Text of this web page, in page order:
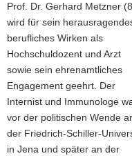
(© Pawel
Für den
Deutschland
Bürgerin unter
verdienstvolle
anregen.
Prof. Dr. Gerhard Metzner
wird für sein
berufliches Wirken als
Hochschuldozent und Arzt
sowie sein ehrenamtliches
Engagement geehrt. Der
Internist und Immunologe
vor der politischen Wende
der Friedrich-Schiller-
in Jena und später an der